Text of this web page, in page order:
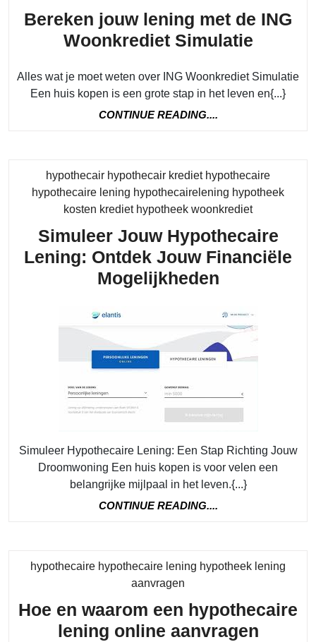
Bereken jouw lening met de ING
Woonkrediet Simulatie
lening
met
Alles wat je moet weten over ING Woonkrediet Simulatie
Een huis kopen is een grote stap in het leven en{...}
CONTINUE READING....
hypothecair hypothecair krediet hypothecaire
hypothecaire lening hypothecairelening hypotheek
kosten krediet hypotheek woonkredietCategory
Simuleer Jouw Hypothecaire
Lening: Ontdek Jouw Financiële
MogelijkhedenSimuleer
Lening:
Ontdek
Financiële
Simuleer Hypothecaire Lening: Een Stap Richting Jouw
Droomwoning Een huis kopen is voor velen een
belangrijke mijlpaal in het leven.{...}
CONTINUE READING....
hypothecaire hypothecaire lening hypotheek lening
aanvragen
Hoe en waarom een hypothecaire
lening online aanvragenHoe